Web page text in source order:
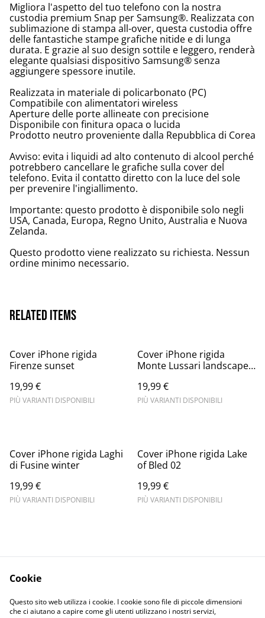
Migliora l'aspetto del tuo telefono con la nostra
custodia premium Snap per Samsung®. Realizzata con
sublimazione di stampa all-over, questa custodia offre
delle fantastiche stampe grafiche nitide e di lunga
durata. E grazie al suo design sottile e leggero, renderà
elegante qualsiasi dispositivo Samsung® senza
aggiungere spessore inutile.
Realizzata in materiale di policarbonato (PC)
Compatibile con alimentatori wireless
Aperture delle porte allineate con precisione
Disponibile con finitura opaca o lucida
Prodotto neutro proveniente dalla Repubblica di Corea
Avviso: evita i liquidi ad alto contenuto di alcool perché
potrebbero cancellare le grafiche sulla cover del
telefono. Evita il contatto diretto con la luce del sole
per prevenire l'ingiallimento.
Importante: questo prodotto è disponibile solo negli
USA, Canada, Europa, Regno Unito, Australia e Nuova
Zelanda.
Questo prodotto viene realizzato su richiesta. Nessun
ordine minimo necessario.
Related items
Cover iPhone rigida
Firenze sunset
19,99 €
PIÙ VARIANTI DISPONIBILI
Cover iPhone rigida
Monte Lussari landscape
19,99 €
PIÙ VARIANTI DISPONIBILI
Cover iPhone rigida Laghi
di Fusine winter
19,99 €
PIÙ VARIANTI DISPONIBILI
Cover iPhone rigida Lake
of Bled 02
19,99 €
PIÙ VARIANTI DISPONIBILI
Informativa sulla
privacy
Terms and
conditions
Cookie
Questo sito web utilizza i cookie. I cookie sono file di piccole dimensioni
che ci aiutano a capire come gli utenti utilizzano i nostri servizi,